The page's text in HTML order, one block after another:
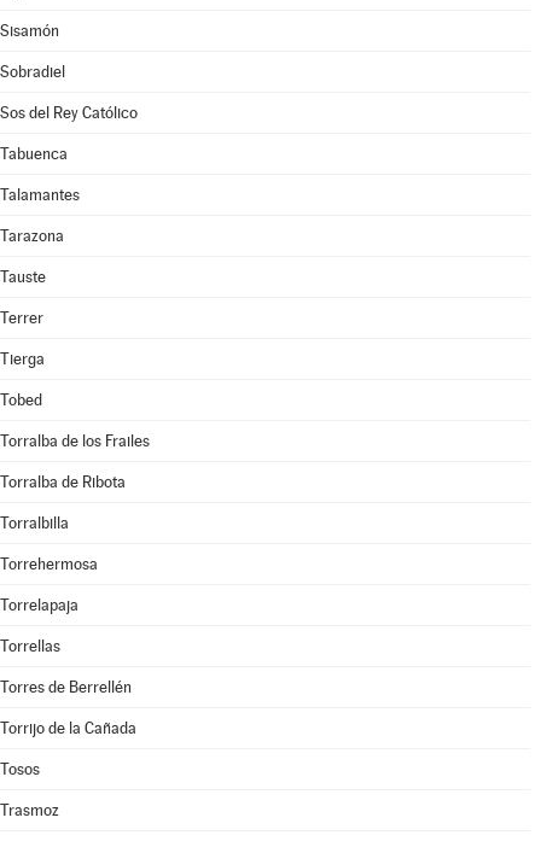
Sisamón
Sobradiel
Sos del Rey Católico
Tabuenca
Talamantes
Tarazona
Tauste
Terrer
Tierga
Tobed
Torralba de los Frailes
Torralba de Ribota
Torralbilla
Torrehermosa
Torrelapaja
Torrellas
Torres de Berrellén
Torrijo de la Cañada
Tosos
Trasmoz